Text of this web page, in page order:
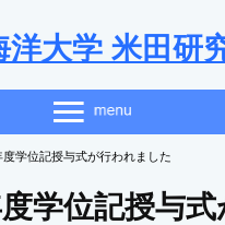
洋大学 米田研
度学位記授与式が行われました
学位記授与式